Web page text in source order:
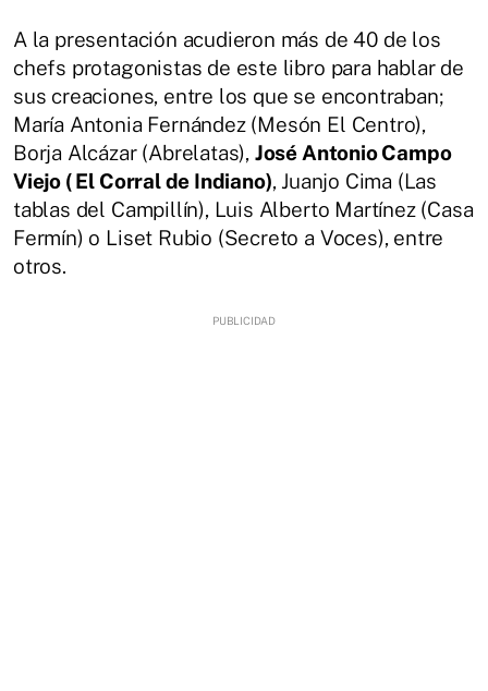
A la presentación acudieron más de 40 de los
chefs protagonistas de este libro para hablar de
sus creaciones, entre los que se encontraban;
María Antonia Fernández (Mesón El Centro),
Borja Alcázar (Abrelatas), José Antonio Campo
Viejo ( El Corral de Indiano), Juanjo Cima (Las
tablas del Campillín), Luis Alberto Martínez (Casa
Fermín) o Liset Rubio (Secreto a Voces), entre
otros.